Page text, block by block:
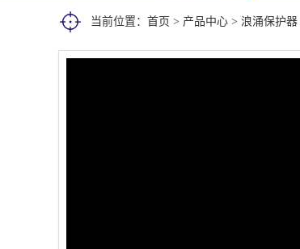
当前位置： 首页 > 产品中心 > 浪涌保护器